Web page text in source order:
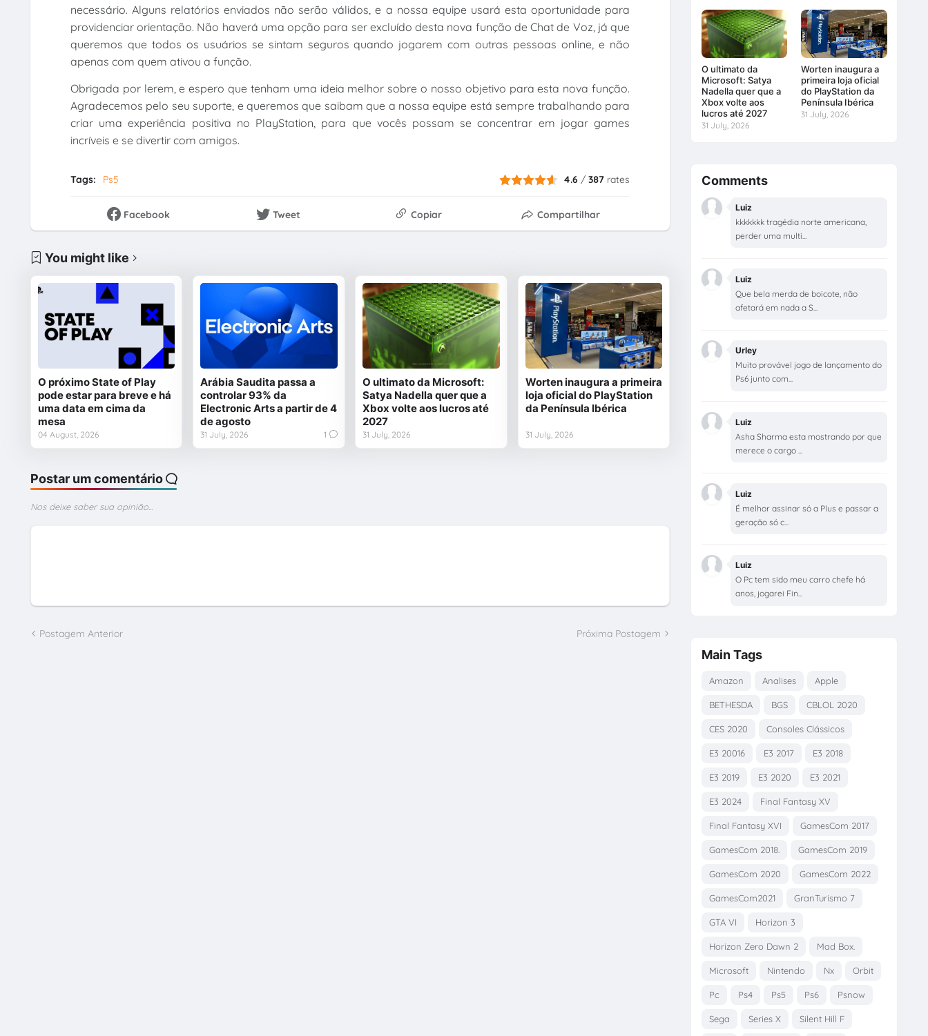
necessário. Alguns relatórios enviados não serão válidos, e a nossa equipe usará esta oportunidade para
providenciar orientação. Não haverá uma opção para ser excluído desta nova função de Chat de Voz, já que
queremos que todos os usuários se sintam seguros quando jogarem com outras pessoas online, e não
apenas com quem ativou a função.
Obrigada por lerem, e espero que tenham uma ideia melhor sobre o nosso objetivo para esta nova função.
Agradecemos pelo seu suporte, e queremos que saibam que a nossa equipe está sempre trabalhando para
criar uma experiência positiva no PlayStation, para que vocês possam se concentrar em jogar games
incríveis e se divertir com amigos.
Tags: Ps5 4.6 /387 rates
Facebook Tweet Copiar Compartilhar
You might like
O próximo State of Play
pode estar para breve e há
uma data em cima da
mesa
04 August, 2026
Arábia Saudita passa a
controlar 93% da
Electronic Arts a partir de 4
de agosto
31 July, 2026 1
O ultimato da Microsoft:
Satya Nadella quer que a
Xbox volte aos lucros até
2027
31 July, 2026
Worten inaugura a primeira
loja oficial do PlayStation
da Península Ibérica
31 July, 2026
Postar um comentário
Nos deixe saber sua opinião...
Postagem Anterior Próxima Postagem
O ultimato da
Microsoft: Satya
Nadella quer que a
Xbox volte aos
lucros até 2027
31 July, 2026
Worten inaugura a
primeira loja oficial
do PlayStation da
Península Ibérica
31 July, 2026
Comments
Luiz
kkkkkkk tragédia norte americana,
perder uma multi...
Luiz
Que bela merda de boicote, não
afetará em nada a S...
Urley
Muito provável jogo de lançamento do
Ps6 junto com...
Luiz
Asha Sharma esta mostrando por que
merece o cargo ...
Luiz
É melhor assinar só a Plus e passar a
geração só c...
Luiz
O Pc tem sido meu carro chefe há
anos, jogarei Fin...
Main Tags
Amazon Analises Apple
BETHESDA BGS CBLOL 2020
CES 2020 Consoles Clássicos
E3 20016 E3 2017 E3 2018
E3 2019 E3 2020 E3 2021
E3 2024 Final Fantasy XV
Final Fantasy XVI GamesCom 2017
GamesCom 2018. GamesCom 2019
GamesCom 2020 GamesCom 2022
GamesCom2021 GranTurismo 7
GTA VI Horizon 3
Horizon Zero Dawn 2 Mad Box.
Microsoft Nintendo Nx Orbit
Pc Ps4 Ps5 Ps6 Psnow
Sega Series X Silent Hill F